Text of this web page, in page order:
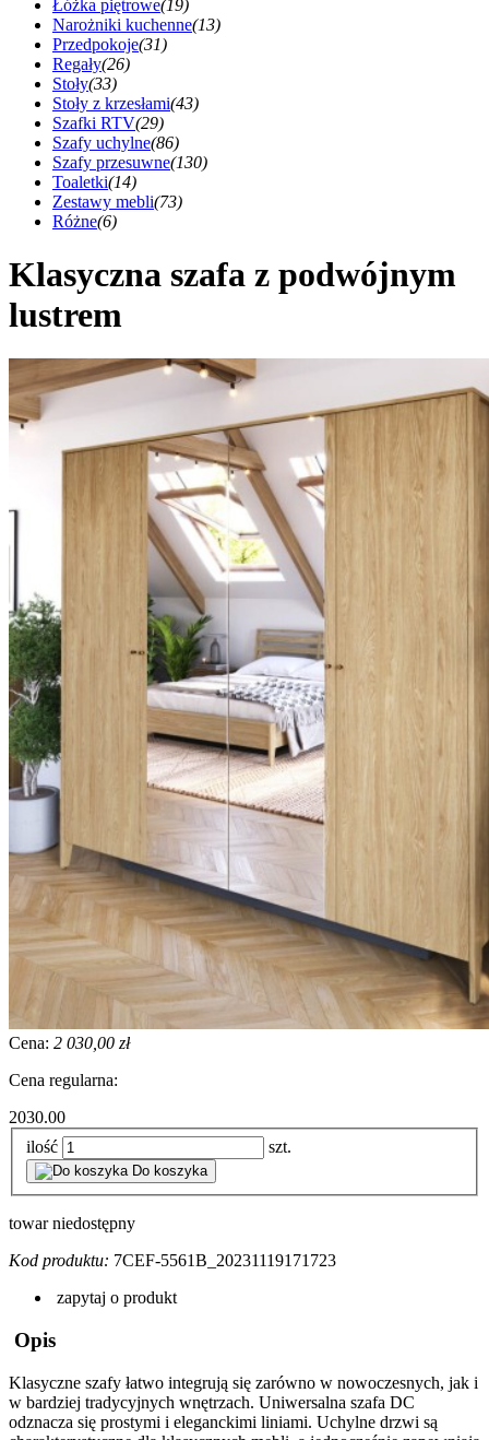
Łóżka piętrowe(19)
Narożniki kuchenne(13)
Przedpokoje(31)
Regały(26)
Stoły(33)
Stoły z krzesłami(43)
Szafki RTV(29)
Szafy uchylne(86)
Szafy przesuwne(130)
Toaletki(14)
Zestawy mebli(73)
Różne(6)
Klasyczna szafa z podwójnym
lustrem
Cena: 2 030,00 zł
Cena regularna:
2030.00
ilość
szt.
Do koszyka
towar niedostępny
Kod produktu: 7CEF-5561B_20231119171723
zapytaj o produkt
Opis
Klasyczne szafy łatwo integrują się zarówno w nowoczesnych, jak i
w bardziej tradycyjnych wnętrzach. Uniwersalna szafa DC
odznacza się prostymi i eleganckimi liniami. Uchylne drzwi są